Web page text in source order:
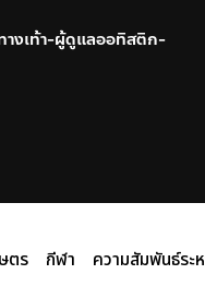
างเท้า-ผู้ดูแลออทิสติก-
ตร กีฬา
ความสัมพันธ์ระ